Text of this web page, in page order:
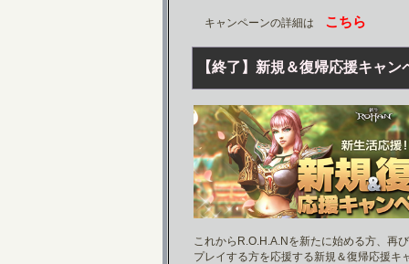
キャンペーンの詳細は こちら
【終了】新規＆復帰応援キャン
これからR.O.H.A.Nを新たに始める方、再
プレイする方を応援する新規＆復帰応援キ